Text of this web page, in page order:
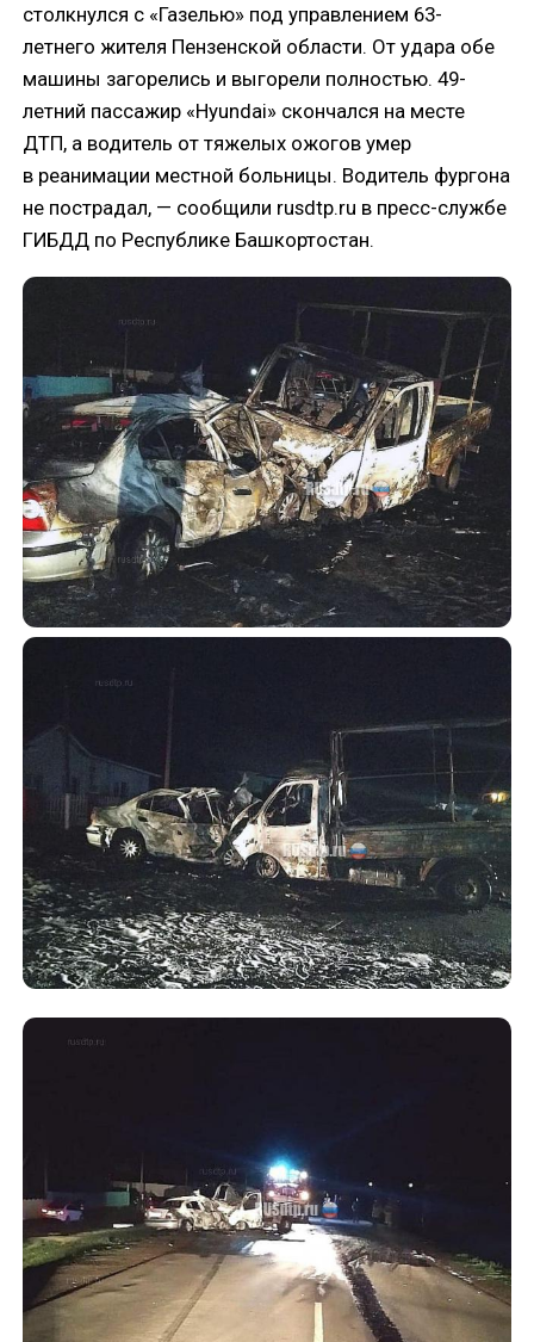
столкнулся с «Газелью» под управлением 63-
летнего жителя Пензенской области. От удара обе
машины загорелись и выгорели полностью. 49-
летний пассажир «Hyundai» скончался на месте
ДТП, а водитель от тяжелых ожогов умер
в реанимации местной больницы. Водитель фургона
не пострадал, — сообщили rusdtp.ru в пресс-службе
ГИБДД по Республике Башкортостан.